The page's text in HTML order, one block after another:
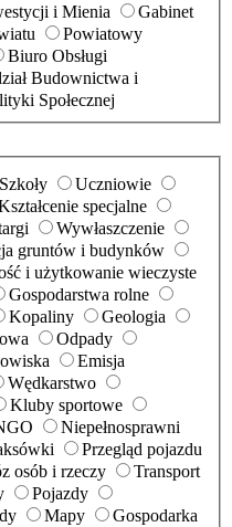
i Mienia
Gabinet
Powiatowy
Biuro Obsługi
Budownictwa i
Społecznej
Szkoły
Uczniowie
specjalne
Wywłaszczenie
gruntów i budynków
i użytkowanie wieczyste
Gospodarstwa rolne
Kopaliny
Geologia
Odpady
Emisja
Wędkarstwo
Kluby sportowe
Niepełnosprawni
Przegląd pojazdu
osób i rzeczy
Transport
Pojazdy
Mapy
Gospodarka